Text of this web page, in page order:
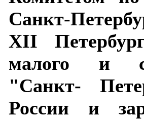
Санкт-
XII
малого и
"Санкт-
России и